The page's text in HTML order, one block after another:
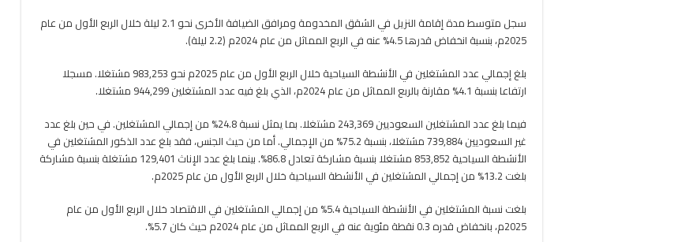
سجل متوسط مدة إقامة النزيل في الشقق المخدومة ومرافق الضيافة الأخرى نحو 2.1 ليلة خلال الربع الأول من عام
2025م، بنسبة انخفاض قدرها 4.5% عنه في الربع المماثل من عام 2024م (2.2 ليلة).
بلغ إجمالي عدد المشتغلين في الأنشطة السياحية خلال الربع الأول من عام 2025م نحو 983,253 مشتغلا. مسجلا
ارتفاعا بنسبة 4.1% مقارنة بالربع المماثل من عام 2024م، الذي بلغ فيه عدد المشتغلين 944,299 مشتغلا.
فيما بلغ عدد المشتغلين السعوديين 243,369 مشتغلا. بما يمثل نسبة 24.8% من إجمالي المشتغلين. في حين بلغ عدد
غير السعوديين 739,884 مشتغلا، بنسبة 75.2% من الإجمالي. أما من حيث الجنس، فقد بلغ عدد الذكور المشتغلين في
الأنشطة السياحية 853,852 مشتغلا بنسبة مشاركة تعادل 86.8%. بينما بلغ عدد الإناث 129,401 مشتغلة بنسبة مشاركة
بلغت 13.2% من إجمالي المشتغلين في الأنشطة السياحية خلال الربع الأول من عام 2025م.
بلغت نسبة المشتغلين في الأنشطة السياحية 5.4% من إجمالي المشتغلين في الاقتصاد خلال الربع الأول من عام
2025م، بانخفاض قدره 0.3 نقطة مئوية عنه في الربع المماثل من عام 2024م حيث كان 5.7%.